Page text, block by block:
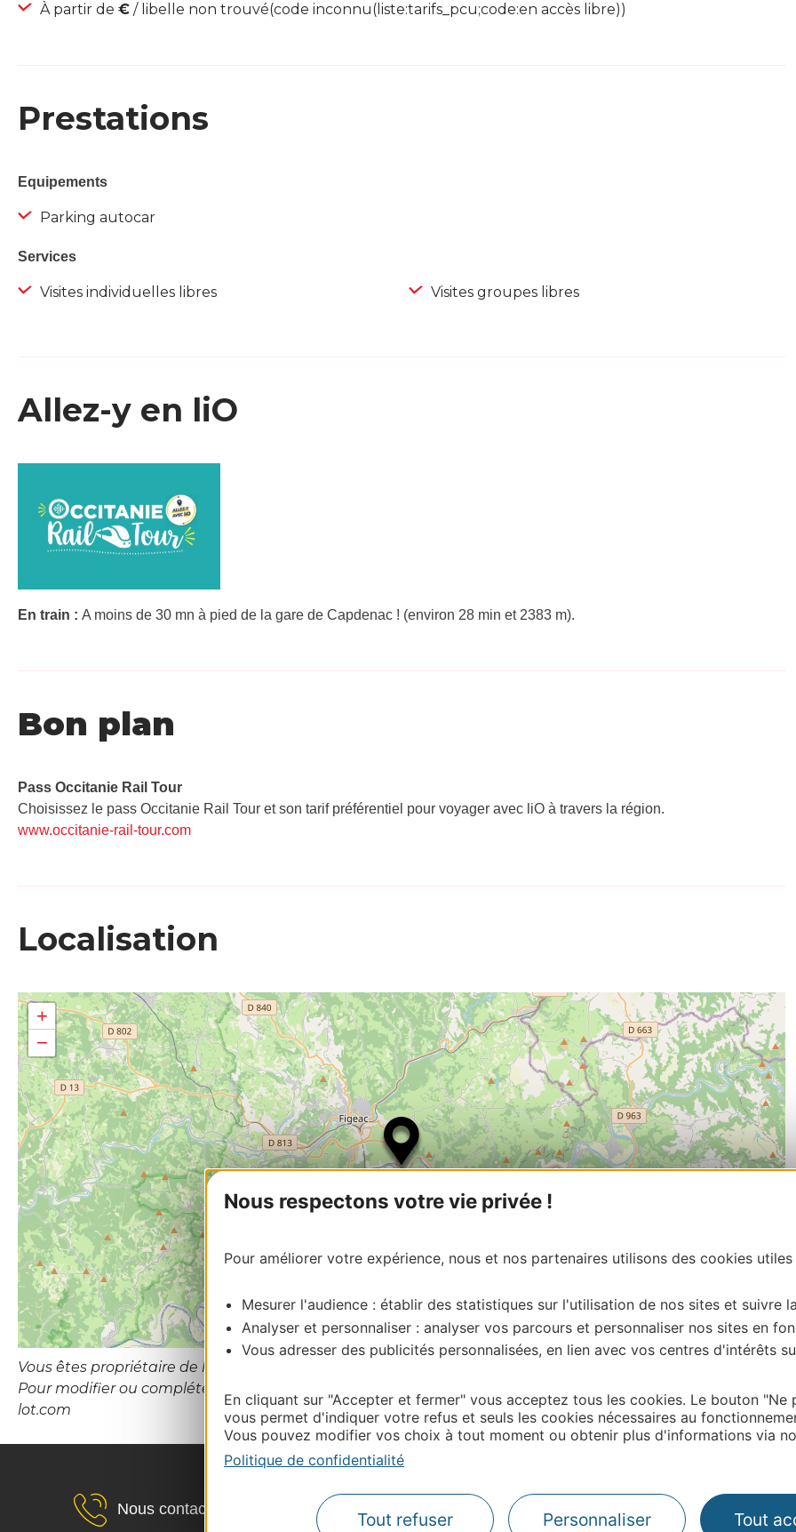
Nous respectons votre vie privée !
Pour améliorer votre expérience, nous et nos partenaires utilisons des cookies utiles
Mesurer l'audience : établir des statistiques sur l'utilisation de nos sites et suivre
Analyser et personnaliser : analyser vos parcours et personnaliser nos sites en
Vous adresser des publicités personnalisées, en lien avec vos centres d'intérêts
En cliquant sur "Accepter et fermer" vous acceptez tous les cookies. Le bouton "Ne
vous permet d'indiquer votre refus et seuls les cookies nécessaires au
Vous pouvez modifier vos choix à tout moment ou obtenir plus d'informations via
Politique de confidentialité
Tout refuser Personnaliser Tout
À partir de € / libelle non trouvé(code inconnu(liste:tarifs_pcu;code:en accès libre))
Prestations
Equipements
Parking autocar
Services
Visites individuelles libres Visites groupes libres
Allez-y en liO
En train : A moins de 30 mn à pied de la gare de Capdenac ! (environ 28 min et 2383 m).
Bon plan
Pass Occitanie Rail Tour​
Choisissez le pass Occitanie Rail Tour et son tarif préférentiel pour voyager avec liO à travers la région.
www.occitanie-rail-tour.com
Localisation
+
−
Vous êtes propriétaire de l’établissement ou le gestionnaire de cette activité?
Pour modifier ou compléter cette fiche, merci de contacter Lot Tourisme en écrivant à vit@tourisme –
lot.com
Nous contacter
Thermalisme
Business/Mice